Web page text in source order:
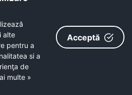
Judeţean Bistrița-Năsăud
alte
pentru a
si a
de
multe »
Acceptă